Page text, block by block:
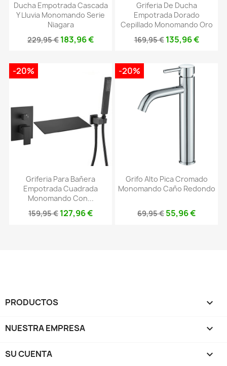
Ducha Empotrada Cascada
Y Lluvia Monomando Serie
Niagara
229,95 € 183,96 €
Griferia De Ducha
Empotrada Dorado
Cepillado Monomando Oro
169,95 € 135,96 €
Griferia Para Bañera
Empotrada Cuadrada
Monomando Con...
159,95 € 127,96 €
-20%
Grifo Alto Pica Cromado
Monomando Caño Redondo
69,95 € 55,96 €
-20%
PRODUCTOS 
NUESTRA EMPRESA 
SU CUENTA 